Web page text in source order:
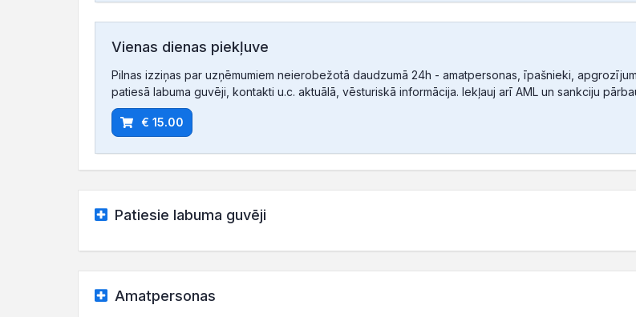
Vienas dienas piekļuve
Pilnas izziņas par uzņēmumiem neierobežotā daudzumā 24h - amatpersonas, īpašnieki,
patiesā labuma guvēji, kontakti u.c. aktuālā, vēsturiskā informācija. Iekļauj arī AML un sankciju
€ 15.00
Patiesie labuma guvēji
Amatpersonas